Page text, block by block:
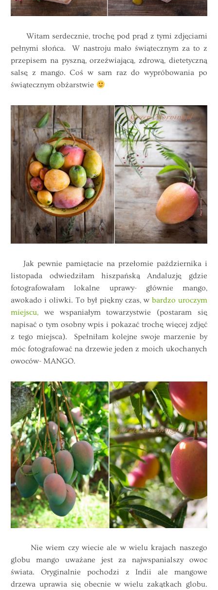
Witam serdecznie, trochę pod prąd z tymi zdjęciami
pełnymi słońca. W nastroju mało świątecznym za to z
przepisem na pyszną, orzeźwiającą, zdrową, dietetyczną
salsę z mango. Coś w sam raz do wypróbowania po
świątecznym obżarstwie
Jak pewnie pamiętacie na przełomie października i
listopada odwiedziłam hiszpańską Andaluzję gdzie
fotografowałam lokalne uprawy- głównie mango,
awokado i oliwki. To był piękny czas, w bardzo uroczym
miejscu, we wspaniałym towarzystwie (postaram się
napisać o tym osobny wpis i pokazać trochę więcej zdjęć
z tego miejsca). Spełniłam kolejne swoje marzenie by
móc fotografować na drzewie jeden z moich ukochanych
owoców- MANGO.
Nie wiem czy wiecie ale w wielu krajach naszego
globu mango uważane jest za najwspanialszy owoc
świata. Oryginalnie pochodzi z Indii ale mangowe
drzewa uprawia się obecnie w wielu zakątkach globu.